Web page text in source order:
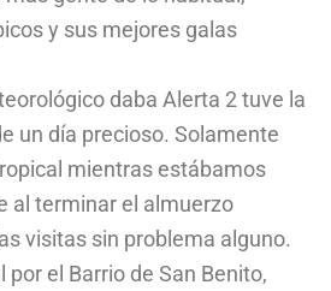
y sus mejores galas
daba Alerta 2 tuve la
un día precioso. Solamente
mientras estábamos
al terminar el almuerzo
visitas sin problema alguno.
el Barrio de San Benito,